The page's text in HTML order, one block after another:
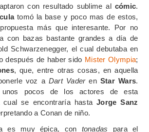
con resultado sublime al cómic.
tomó la base y poco mas de estos,
más que interesante. Por no
con bazas bastante grandes a día de
Schwarzenegger, el cual debutaba en
después de haber sido Mister Olympia;
, que, entre otras cosas, en aquella
voz a Dart Vaderen Star Wars.
pocos de los actores de esta
cual se encontraría hasta Jorge Sanz
a Conan de niño.
es muy épica, con tonadas
para el